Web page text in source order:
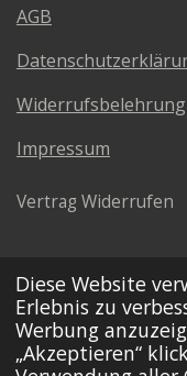
Diese Website
Erlebnis zu
Werbung
„Akzeptieren“
AGB
Widerrufsbelehrung
Impressum
Vertrag Widerrufen